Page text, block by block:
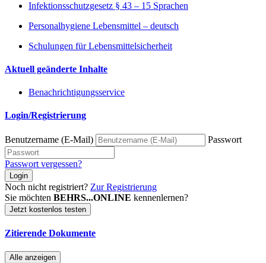
Infektionsschutzgesetz § 43 – 15 Sprachen
Personalhygiene Lebensmittel – deutsch
Schulungen für Lebensmittelsicherheit
Aktuell geänderte Inhalte
Benachrichtigungsservice
Login/Registrierung
Benutzername (E-Mail) Passwort
Passwort vergessen?
Login
Noch nicht registriert? Zur Registrierung
Sie möchten BEHRS...ONLINE kennenlernen?
Jetzt kostenlos testen
Zitierende Dokumente
Alle anzeigen